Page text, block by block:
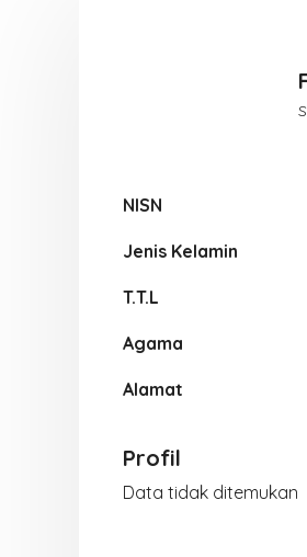
NISN
Jenis Kelamin
T.T.L
Agama
Alamat
Profil
Data tidak ditemukan